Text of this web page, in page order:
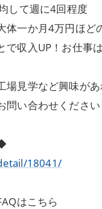
て週に4回程度
一か月4万円ほど
収入UP！お仕事
見学など興味があ
い合わせください
18041/
はこちら